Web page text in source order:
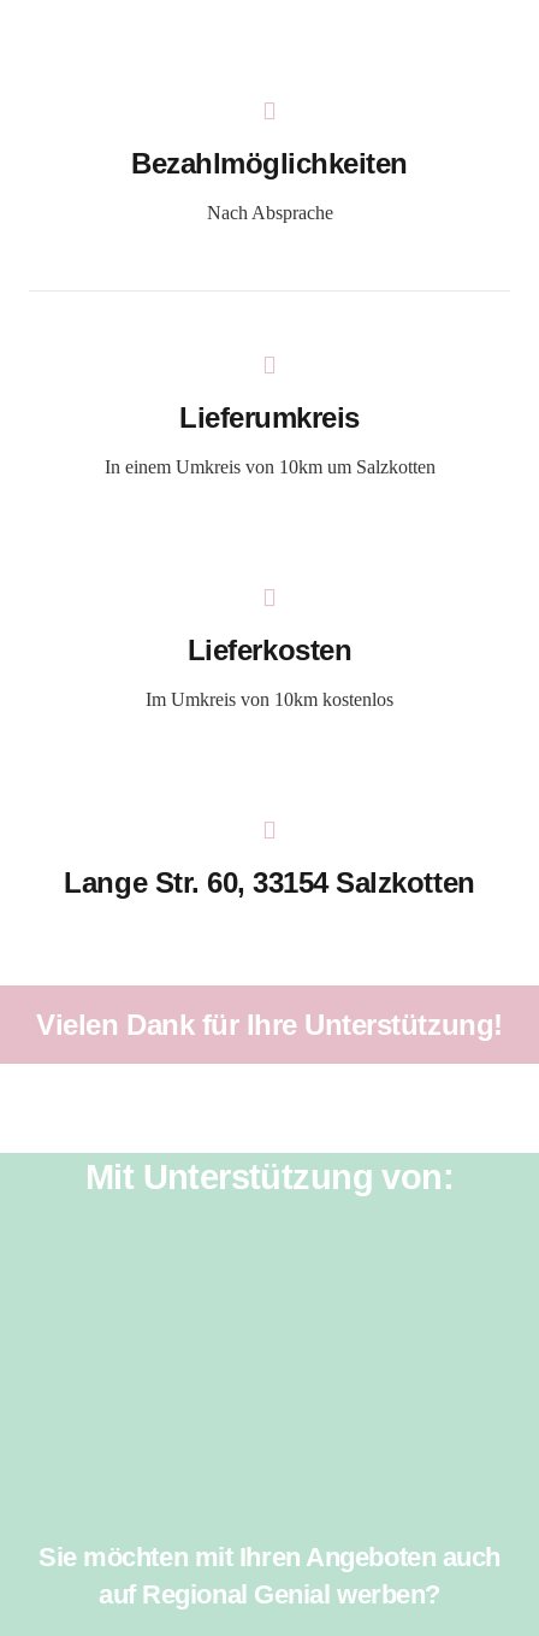
Bezahlmöglichkeiten
Nach Absprache
Lieferumkreis
In einem Umkreis von 10km um Salzkotten
Lieferkosten
Im Umkreis von 10km kostenlos
Lange Str. 60, 33154 Salzkotten
Vielen Dank für Ihre Unterstützung!
Mit Unterstützung von:
Sie möchten mit Ihren Angeboten auch
auf Regional Genial werben?